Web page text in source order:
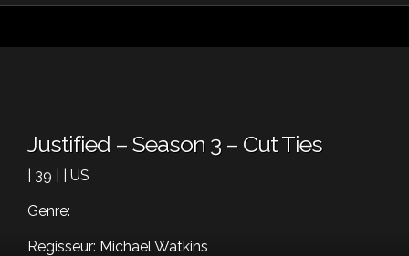
Justified – Season 3 – Cut Ties
| 39 | | US
Genre:
Regisseur: Michael Watkins